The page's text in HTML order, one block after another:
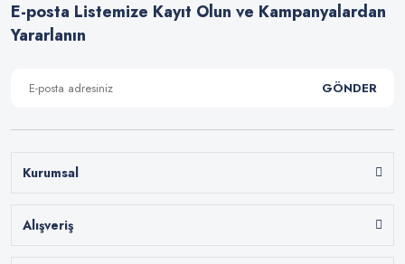
E-posta Listemize Kayıt Olun ve Kampanyalardan
Yararlanın
GÖNDER
Kurumsal
Alışveriş